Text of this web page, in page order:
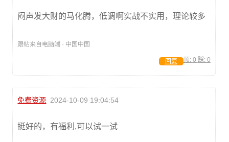
闷声发大财的马化腾，低调啊实战不实用，理论较多
跟帖来自电脑端 · 中国中国
顶: 0 踩: 0
回复
免费资源 2024-10-09 19:04:54
挺好的，有福利,可以试一试